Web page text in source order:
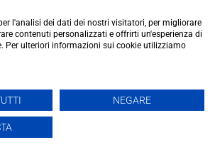
C.F. 92076900858
Chi siamo
Privacy & Cookie Policy
è una testata giornalistica registrata
Caltanissetta n.02/2024 del 17/07/2024 |
da
l'analisi dei dati dei nostri visitatori, per migliorare
contenuti personalizzati e offrirti un'esperienza di
Per ulteriori informazioni sui cookie utilizziamo
NEGARE